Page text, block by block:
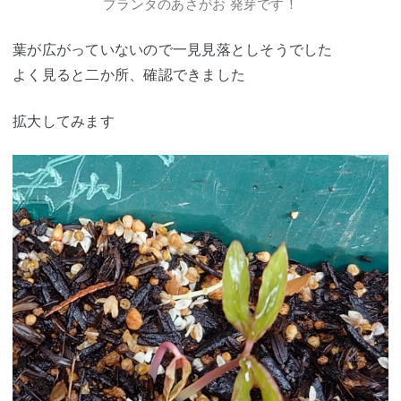
プランタのあさがお 発芽です！
葉が広がっていないので一見見落としそうでした
よく見ると二か所、確認できました
拡大してみます